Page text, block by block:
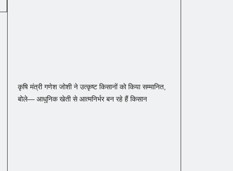
कृषि मंत्री गणेश जोशी ने उत्कृष्ट किसानों को किया सम्मानित,
बोले— आधुनिक खेती से आत्मनिर्भर बन रहे हैं किसान